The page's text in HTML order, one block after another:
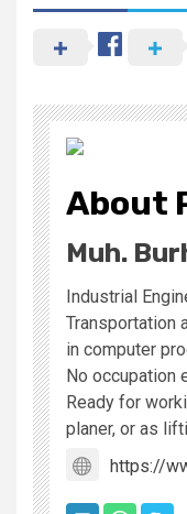
About
Muh.
Industrial
Transportation
in computer
No occupation
Ready for
planer, or as
https://